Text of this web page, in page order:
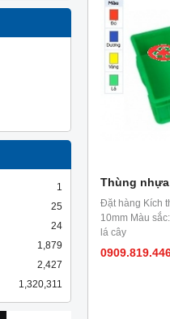
1
25
24
1,879
2,427
1,320,311
Thùng nhựa
Đặt hàng Kích
10mm Màu
lá cây